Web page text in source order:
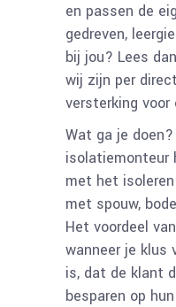
en passen de
gedreven,
bij jou? Lees
wij zijn per
versterking
Wat ga je
isolatiemonteur
met het
met spouw,
Het voordeel
wanneer je klus
is, dat de klant
besparen op